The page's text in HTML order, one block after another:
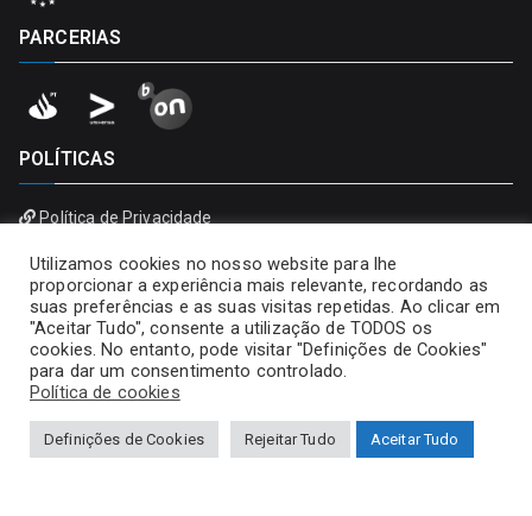
PARCERIAS
POLÍTICAS
Política de Privacidade
Utilizamos cookies no nosso website para lhe
proporcionar a experiência mais relevante, recordando as
suas preferências e as suas visitas repetidas. Ao clicar em
"Aceitar Tudo", consente a utilização de TODOS os
cookies. No entanto, pode visitar "Definições de Cookies"
para dar um consentimento controlado.
Política de cookies
Definições de Cookies Rejeitar Tudo Aceitar Tudo